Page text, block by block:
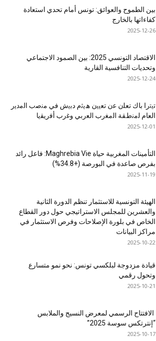
بين الطموح والعوائق: تونس أمام تحدي استعادة
كفاءاتها بالخارج
2025-12-26
الاقتصاد التونسي 2025: بين الصمود الاجتماعي
وتحديات التنافسية القارية
2025-12-24
ﺗﯾﺗرا ﺑﺎك ﺗﻌﻠن ﻋن ﺗﻌﯾﯾن ھﯾﺛم دﺑﯾش ﻓﻲ ﻣﻧﺻب اﻟﻣدﯾر
اﻟﻌﺎم ﻟﻣﻧطﻘﺔ اﻟﻣﻐرب اﻟﻌرﺑﻲ وﻏرب أﻓرﯾﻘﯾﺎ
2025-12-01
التأمينات المغربية حياة Maghrebia Vie: فاعل رائد
بفرص صاعدة في البورصة (+34.8%)
2025-11-19
الهيئة التونسية للاستثمار تنظم الدورة الثانية
والعشرين للمجلس الاستراتيجي حول دور القطاع
الخاص في بلورة الإصلاحات وفرص الاستثمار في
مراكز البيانات
2025-10-22
قيادة مزدوجة لبلكسي تونس: نحو نمو متسارع
وتحول رقمي
2025-10-21
الافتتاح الرسمي لمعرض النسيج والملابس
“إنترتكس سوسة 2025”
2025-10-17